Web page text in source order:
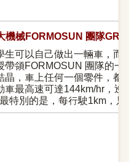
機械FORMOSUN 團隊
以自己做出一輛車，而
帶領FORMOSUN 團隊的
晶，車上任何一個零件，
車最高速可達144km/hr，
特別的是，每行駛1km，